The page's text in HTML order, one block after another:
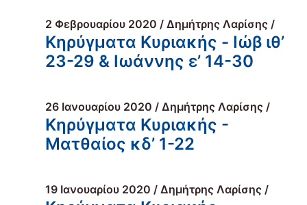
2 Φεβρουαρίου 2020 / Δημήτρης Λαρίσης /
Κηρύγματα Κυριακής - Ιώβ ιθ’
23-29 & Ιωάννης ε’ 14-30
26 Ιανουαρίου 2020 / Δημήτρης Λαρίσης /
Κηρύγματα Κυριακής -
Ματθαίος κδ’ 1-22
19 Ιανουαρίου 2020 / Δημήτρης Λαρίσης /